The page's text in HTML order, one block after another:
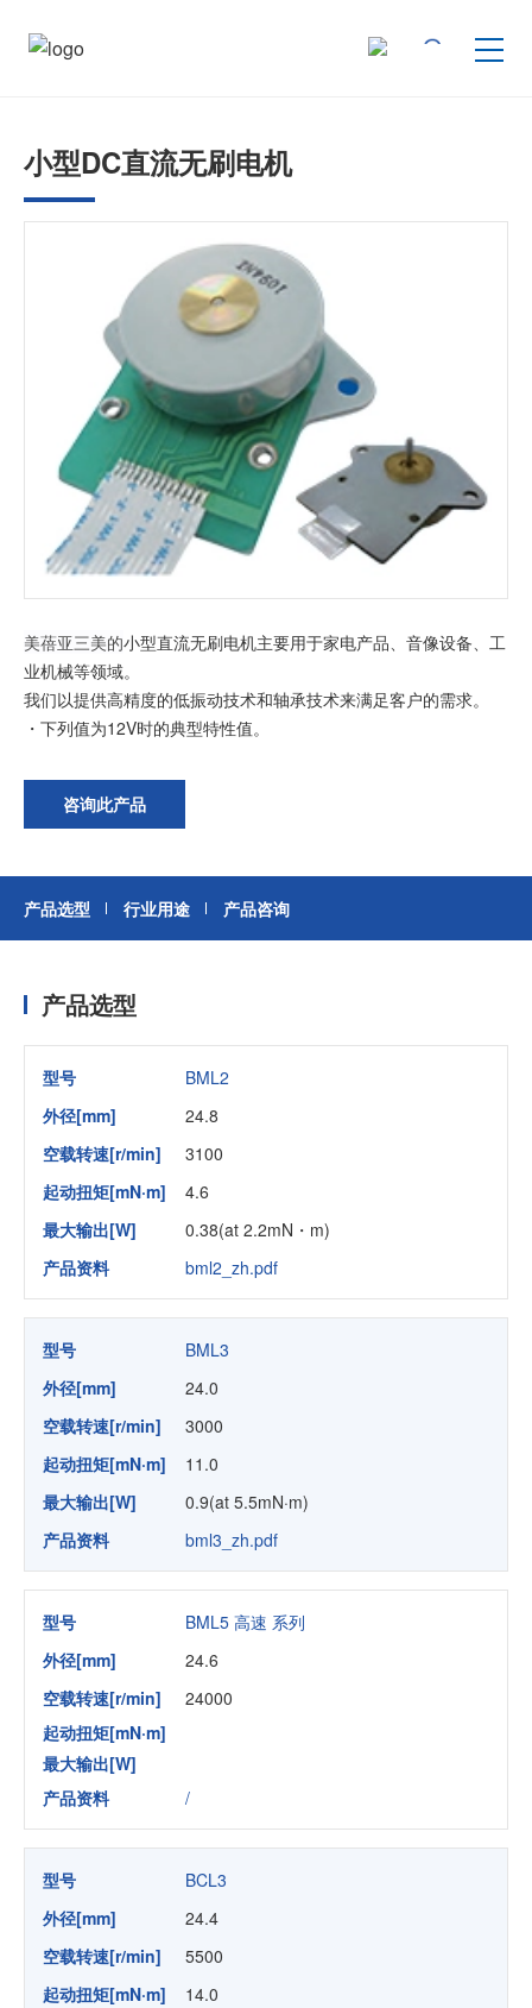
按行业用途查找
行业解决方案
企业信息
加入我们
小型DC直流无刷电机
美蓓亚三美的小型直流无刷电机主要用于家电产品、音像设备、工
业机械等领域。
我们以提供高精度的低振动技术和轴承技术来满足客户的需求。
・下列值为12V时的典型特性值。
咨询此产品
产品选型 行业用途 产品咨询
产品选型
型号
BML2
外径[mm]
24.8
空载转速[r/min]
3100
起动扭矩[mN·m]
4.6
最大输出[W]
0.38(at 2.2mN・m)
产品资料
bml2_zh.pdf
型号
BML3
外径[mm]
24.0
空载转速[r/min]
3000
起动扭矩[mN·m]
11.0
最大输出[W]
0.9(at 5.5mN·m)
产品资料
bml3_zh.pdf
型号
BML5 高速 系列
外径[mm]
24.6
空载转速[r/min]
24000
起动扭矩[mN·m]
最大输出[W]
产品资料
/
型号
BCL3
外径[mm]
24.4
空载转速[r/min]
5500
起动扭矩[mN·m]
14.0